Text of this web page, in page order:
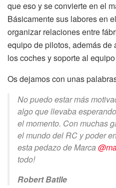
que eso y se convierte en el
Básicamente sus labores en
organizar relaciones entre
equipo de pilotos, además
los coches y soporte al
Os dejamos con unas
No puedo estar más
algo que llevaba
el momento. Con muchas
el mundo del RC y poder
esta pedazo de Marca
todo!
Robert Batlle